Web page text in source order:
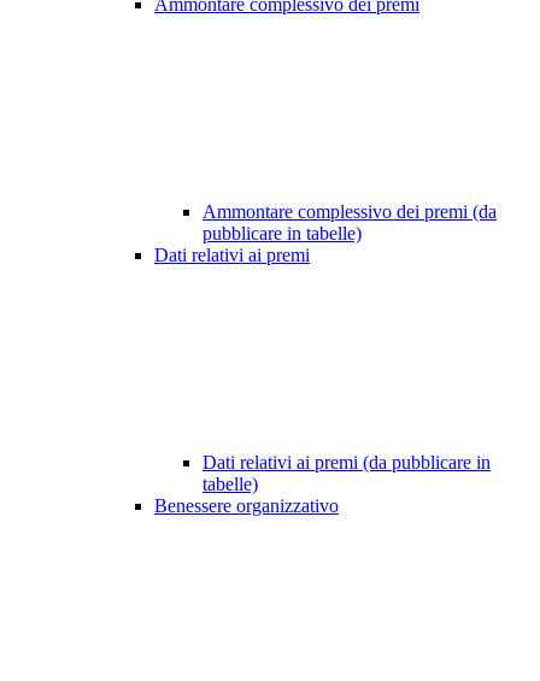
Ammontare complessivo dei premi
Ammontare complessivo dei premi (da
pubblicare in tabelle)
Dati relativi ai premi
Dati relativi ai premi (da pubblicare in
tabelle)
Benessere organizzativo